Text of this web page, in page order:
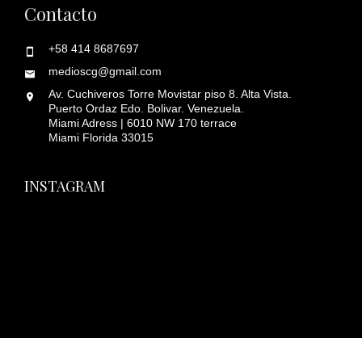
Contacto
+58 414 8687697
medioscg@gmail.com
Av. Cuchiveros Torre Movistar piso 8. Alta Vista.
Puerto Ordaz Edo. Bolivar. Venezuela.
Miami Adress | 6010 NW 170 terrace
Miami Florida 33015
INSTAGRAM